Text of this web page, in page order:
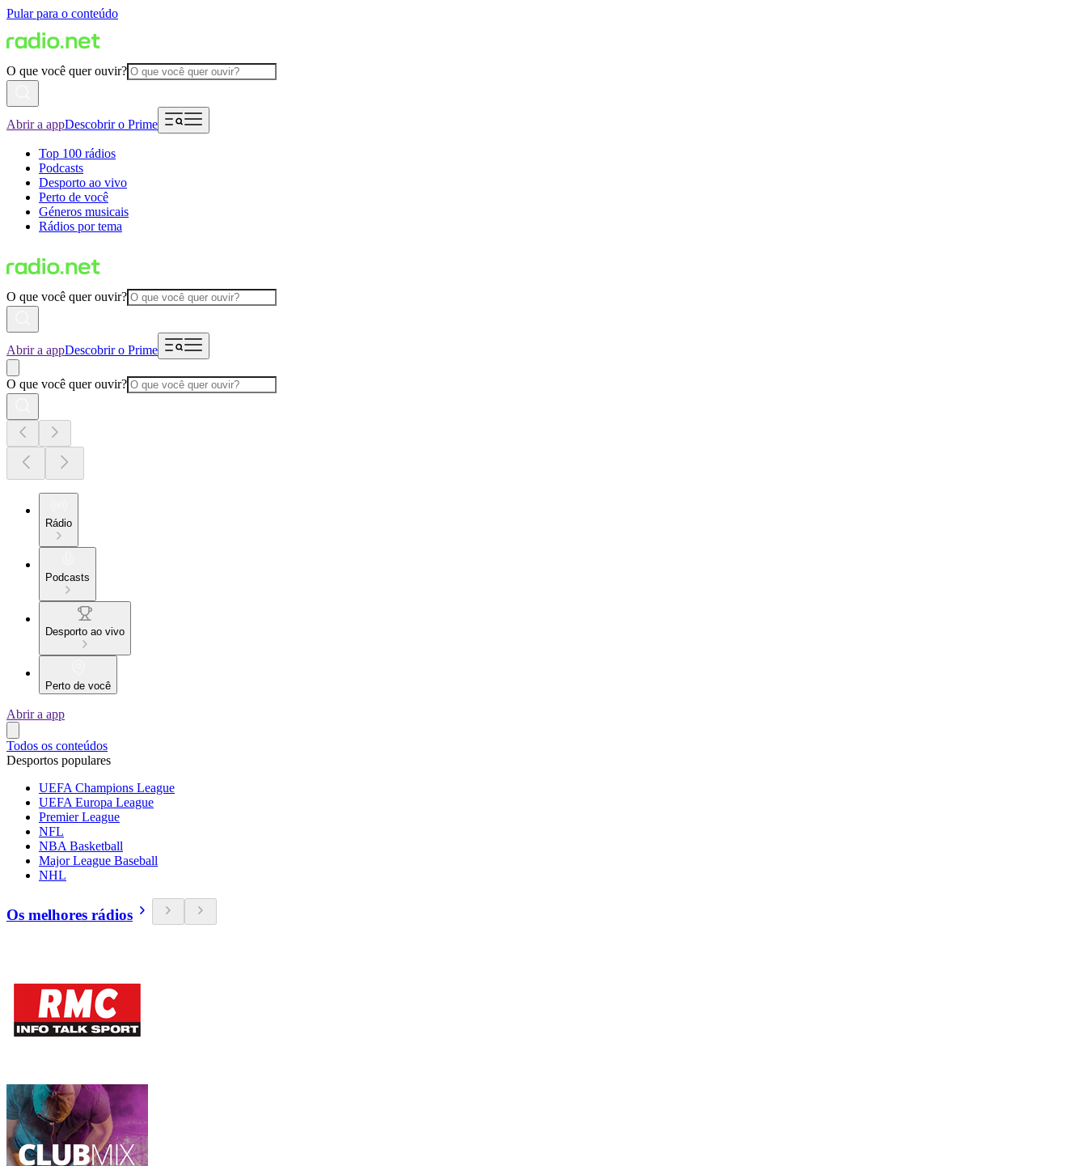
Pular para o conteúdo
O que você quer ouvir?
Abrir a appDescobrir o Prime
Top 100 rádios
Podcasts
Desporto ao vivo
Perto de você
Géneros musicais
Rádios por tema
O que você quer ouvir?
Abrir a appDescobrir o Prime
O que você quer ouvir?
Rádio
Podcasts
Desporto ao vivo
Perto de você
Abrir a app
Todos os conteúdos
Desportos populares
UEFA Champions League
UEFA Europa League
Premier League
NFL
NBA Basketball
Major League Baseball
NHL
Os melhores rádios